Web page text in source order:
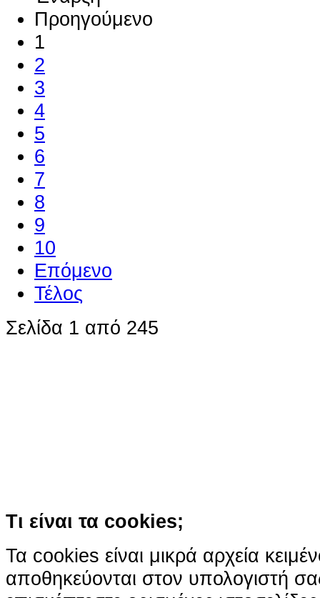
Προηγούμενο
1
2
3
4
5
6
7
8
9
10
Επόμενο
Τέλος
Σελίδα 1 από 245
Τι είναι τα cookies;
Τα cookies είναι μικρά αρχεία
αποθηκεύονται στον υπολογιστή